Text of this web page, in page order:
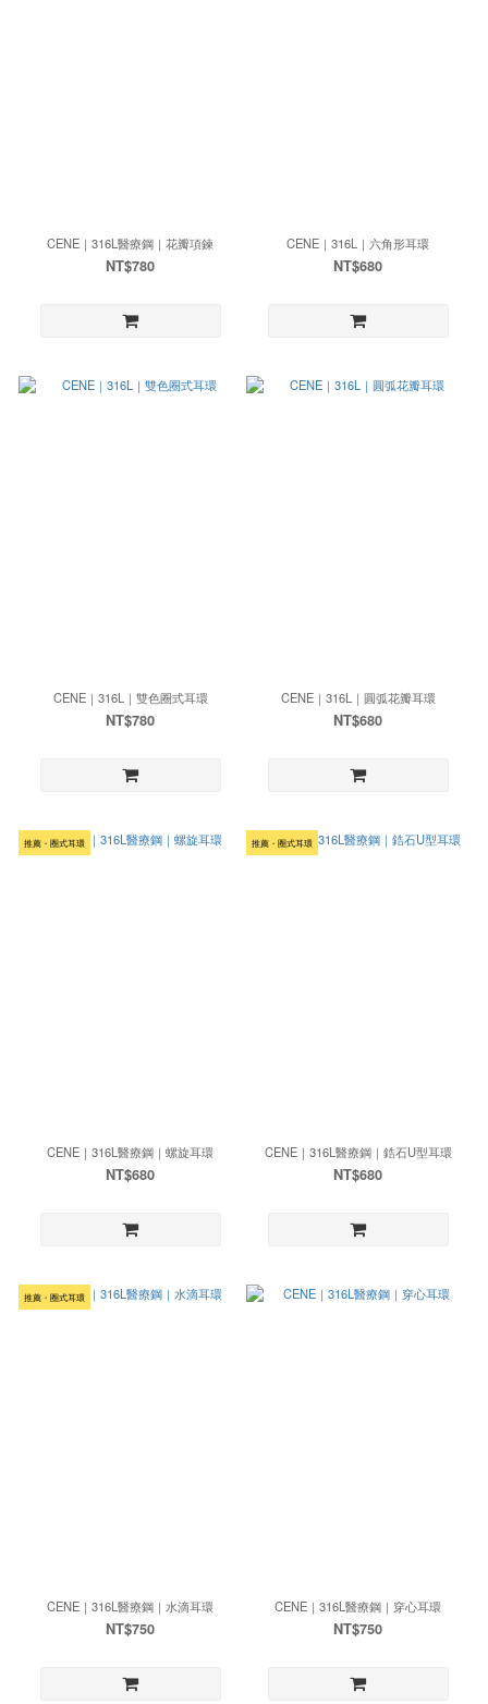
CENE｜316L醫療鋼｜花瓣項鍊
NT$780
CENE｜316L｜六角形耳環
NT$680
CENE｜316L｜雙色圈式耳環
NT$780
CENE｜316L｜圓弧花瓣耳環
NT$680
推薦・圈式耳環
CENE｜316L醫療鋼｜螺旋耳環
NT$680
推薦・圈式耳環
CENE｜316L醫療鋼｜鋯石U型耳環
NT$680
推薦・圈式耳環
CENE｜316L醫療鋼｜水滴耳環
NT$750
CENE｜316L醫療鋼｜穿心耳環
NT$750